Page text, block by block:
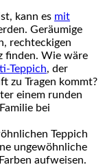
kann es mit
Geräumige
rechteckigen
finden. Wie wäre
Teppich, der
zu Tragen kommt?
einem runden
bei
Teppich
ungewöhnliche
aufweisen.